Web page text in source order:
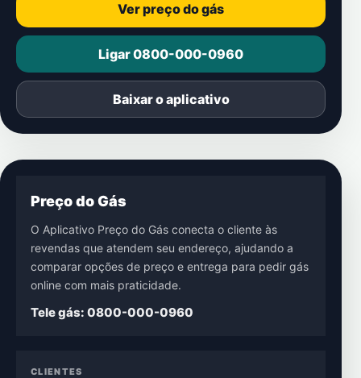
Ver preço do gás
Ligar 0800-000-0960
Baixar o aplicativo
Preço do Gás
O Aplicativo Preço do Gás conecta o cliente às
revendas que atendem seu endereço, ajudando a
comparar opções de preço e entrega para pedir gás
online com mais praticidade.
Tele gás: 0800-000-0960
CLIENTES